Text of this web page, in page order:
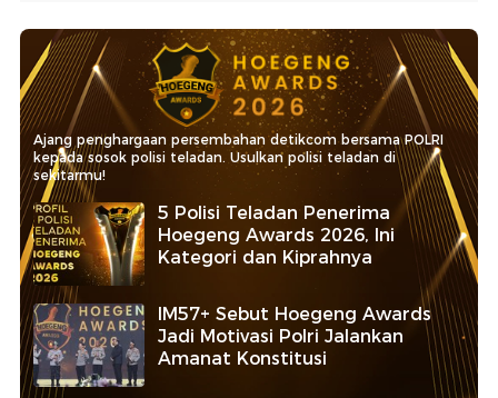
Ajang penghargaan persembahan detikcom bersama POLRI
kepada sosok polisi teladan. Usulkan polisi teladan di
sekitarmu!
5 Polisi Teladan Penerima
Hoegeng Awards 2026, Ini
Kategori dan Kiprahnya
IM57+ Sebut Hoegeng Awards
Jadi Motivasi Polri Jalankan
Amanat Konstitusi